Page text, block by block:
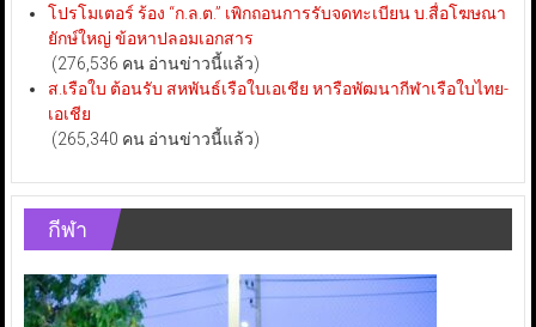
โปรโมเตอร์ ร้อง “ก.ล.ต.” เพิกถอนการรับจดทะเบียน บ.สื่อโฆษณา
ยักษ์ใหญ่ ข้อหาปลอมเอกสาร
(276,536 คน อ่านข่าวนี้แล้ว)
ส.เรือใบ ต้อนรับ สหพันธ์เรือใบเอเชีย หารือพัฒนากีฬาเรือใบไทย-
เอเชีย
(265,340 คน อ่านข่าวนี้แล้ว)
กีฬา